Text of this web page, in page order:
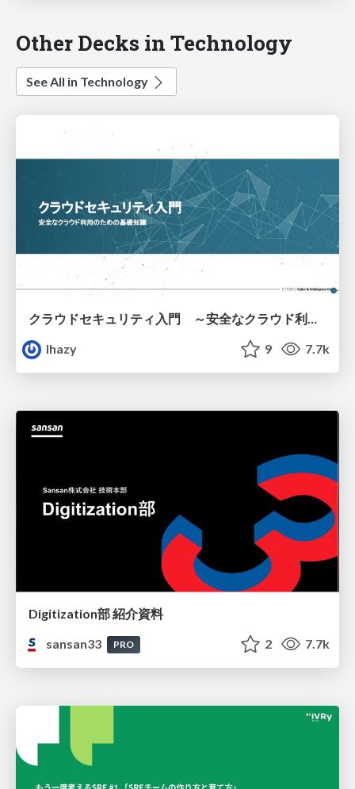
Other Decks in Technology
See All in Technology
lhazy
9 7.7k
Digitization部 紹介資料
sansan33
PRO 2 7.7k